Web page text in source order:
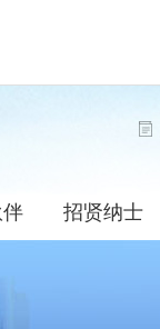
招贤纳士